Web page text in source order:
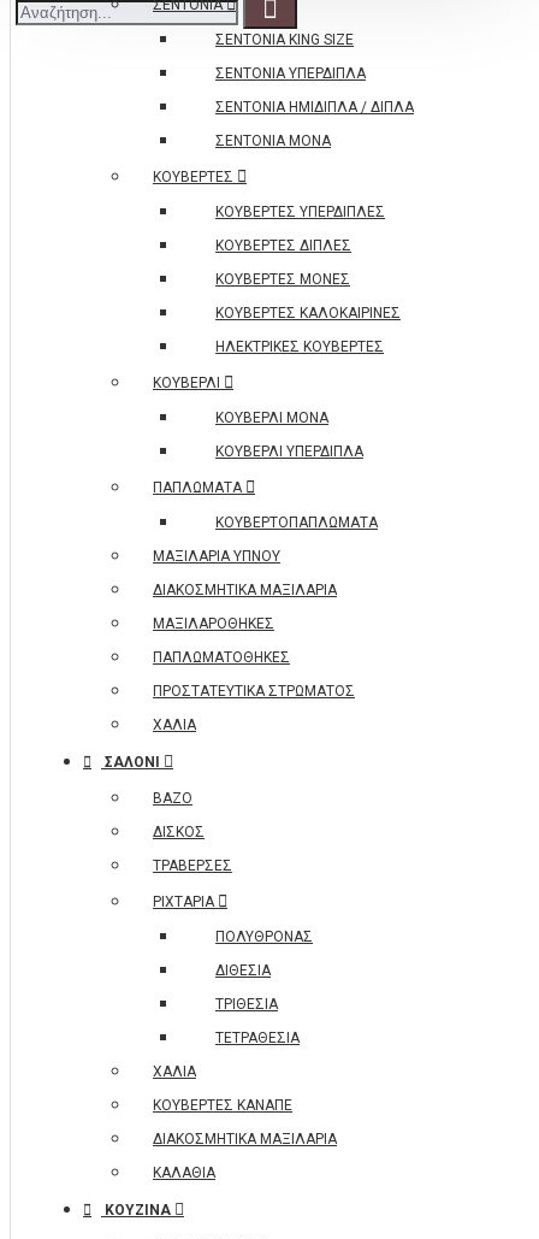
ΣΕΝΤΟΝΙΑ
ΣΕΝΤΟΝΙΑ KING SIZE
ΣΕΝΤΟΝΙΑ ΥΠΕΡΔΙΠΛΑ
ΣΕΝΤΟΝΙΑ ΗΜΙΔΙΠΛΑ / ΔΙΠΛΑ
ΣΕΝΤΟΝΙΑ ΜΟΝΑ
ΚΟΥΒΕΡΤΕΣ
ΚΟΥΒΕΡΤΕΣ ΥΠΕΡΔΙΠΛΕΣ
ΚΟΥΒΕΡΤΕΣ ΔΙΠΛΕΣ
ΚΟΥΒΕΡΤΕΣ ΜΟΝΕΣ
ΚΟΥΒΕΡΤΕΣ ΚΑΛΟΚΑΙΡΙΝΕΣ
ΗΛΕΚΤΡΙΚΕΣ ΚΟΥΒΕΡΤΕΣ
ΚΟΥΒΕΡΛΙ
ΚΟΥΒΕΡΛΙ ΜΟΝΑ
ΚΟΥΒΕΡΛΙ ΥΠΕΡΔΙΠΛΑ
ΠΑΠΛΩΜΑΤΑ
ΚΟΥΒΕΡΤΟΠΑΠΛΩΜΑΤΑ
ΜΑΞΙΛΑΡΙΑ ΥΠΝΟΥ
ΔΙΑΚΟΣΜΗΤΙΚΑ ΜΑΞΙΛΑΡΙΑ
ΜΑΞΙΛΑΡΟΘΗΚΕΣ
ΠΑΠΛΩΜΑΤΟΘΗΚΕΣ
ΠΡΟΣΤΑΤΕΥΤΙΚΑ ΣΤΡΩΜΑΤΟΣ
ΧΑΛΙΑ
ΣΑΛΟΝΙ
ΒΑΖΟ
ΔΙΣΚΟΣ
ΤΡΑΒΕΡΣΕΣ
ΡΙΧΤΑΡΙΑ
ΠΟΛΥΘΡΟΝΑΣ
ΔΙΘΕΣΙΑ
ΤΡΙΘΕΣΙΑ
ΤΕΤΡΑΘΕΣΙΑ
ΧΑΛΙΑ
ΚΟΥΒΕΡΤΕΣ ΚΑΝΑΠΕ
ΔΙΑΚΟΣΜΗΤΙΚΑ ΜΑΞΙΛΑΡΙΑ
ΚΑΛΑΘΙΑ
ΚΟΥΖΙΝΑ